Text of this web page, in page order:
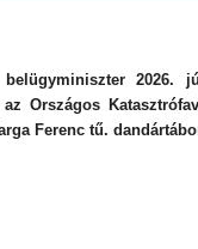
belügyminiszter 2026.
az Országos
Ferenc tű.